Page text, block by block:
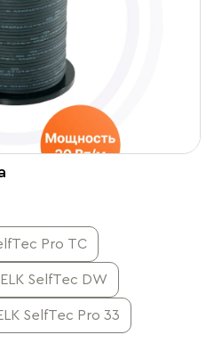
Pro TC
ELK SelfTec DW
SelfTec Pro 33